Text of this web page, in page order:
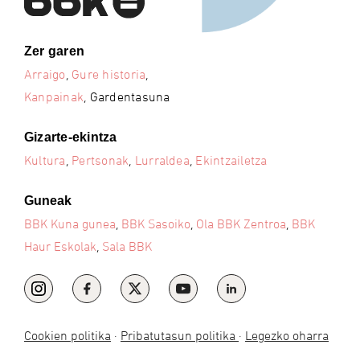
Zer garen
Arraigo Gure historia
Kanpainak , Gardentasuna
Gizarte-ekintza
Kultura Pertsonak Lurraldea Ekintzailetza
Guneak
BBK Kuna gunea BBK Sasoiko Ola BBK Zentroa BBK
Haur Eskolak Sala BBK
Cookien politika · Pribatutasun politika · Legezko oharra